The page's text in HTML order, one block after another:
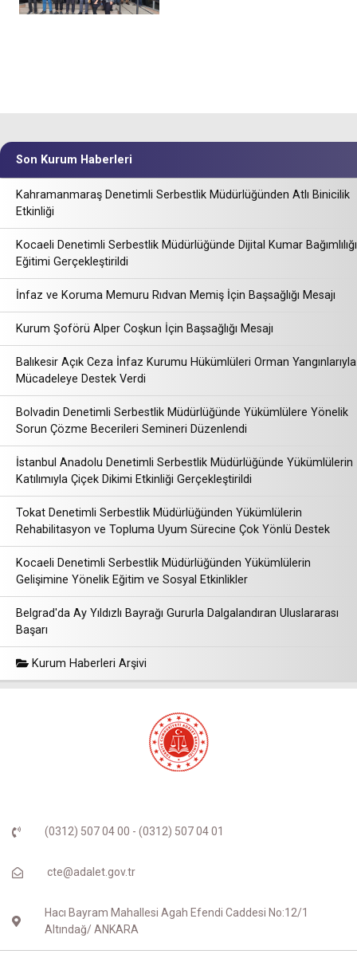
Son Kurum Haberleri
Kahramanmaraş Denetimli Serbestlik Müdürlüğünden Atlı Binicilik
Etkinliği
Kocaeli Denetimli Serbestlik Müdürlüğünde Dijital Kumar Bağımlılığı
Eğitimi Gerçekleştirildi
İnfaz ve Koruma Memuru Rıdvan Memiş İçin Başsağlığı Mesajı
Kurum Şoförü Alper Coşkun İçin Başsağlığı Mesajı
Balıkesir Açık Ceza İnfaz Kurumu Hükümlüleri Orman Yangınlarıyla
Mücadeleye Destek Verdi
Bolvadin Denetimli Serbestlik Müdürlüğünde Yükümlülere Yönelik
Sorun Çözme Becerileri Semineri Düzenlendi
İstanbul Anadolu Denetimli Serbestlik Müdürlüğünde Yükümlülerin
Katılımıyla Çiçek Dikimi Etkinliği Gerçekleştirildi
Tokat Denetimli Serbestlik Müdürlüğünden Yükümlülerin
Rehabilitasyon ve Topluma Uyum Sürecine Çok Yönlü Destek
Kocaeli Denetimli Serbestlik Müdürlüğünden Yükümlülerin
Gelişimine Yönelik Eğitim ve Sosyal Etkinlikler
Belgrad'da Ay Yıldızlı Bayrağı Gururla Dalgalandıran Uluslararası
Başarı
Kurum Haberleri Arşivi
(0312) 507 04 00 - (0312) 507 04 01
cte@adalet.gov.tr
Hacı Bayram Mahallesi Agah Efendi Caddesi No:12/1
Altındağ/ ANKARA